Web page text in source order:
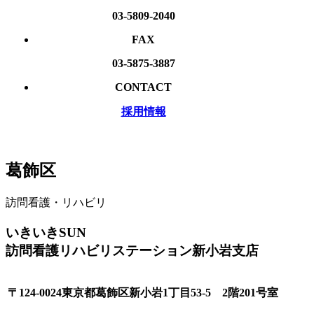
03-5809-2040
FAX
03-5875-3887
CONTACT
採用情報
葛飾区
訪問看護・リハビリ
いきいきSUN
訪問看護リハビリステーション新小岩支店
〒124-0024東京都葛飾区新小岩1丁目53-5 2階201号室